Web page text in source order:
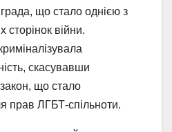
що стало однією з
сторінок війни.
скасувавши
що стало
прав ЛГБТ-спільноти.